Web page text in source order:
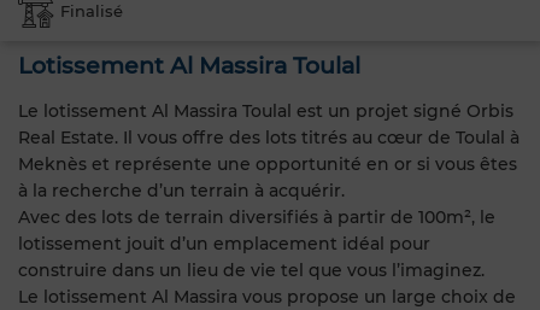
Finalisé
Lotissement Al Massira Toulal
Le lotissement Al Massira Toulal est un projet signé Orbis
Real Estate. Il vous offre des lots titrés au cœur de Toulal à
Meknès et représente une opportunité en or si vous êtes
à la recherche d’un terrain à acquérir.
Avec des lots de terrain diversifiés à partir de 100m², le
lotissement jouit d’un emplacement idéal pour
construire dans un lieu de vie tel que vous l’imaginez.
Le lotissement Al Massira vous propose un large choix de